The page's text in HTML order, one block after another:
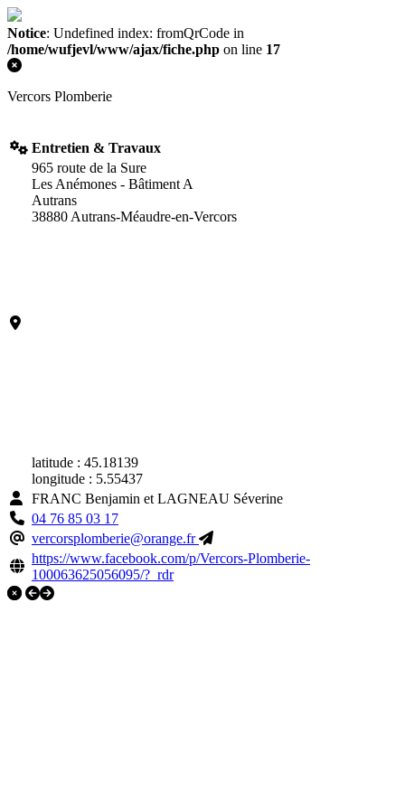
Notice: Undefined index: fromQrCode in
/home/wufjevl/www/ajax/fiche.php on line 17
Vercors Plomberie
Entretien & Travaux
965 route de la Sure
Les Anémones - Bâtiment A
Autrans
38880 Autrans-Méaudre-en-Vercors
latitude : 45.18139
longitude : 5.55437
FRANC Benjamin et LAGNEAU Séverine
04 76 85 03 17
vercorsplomberie@orange.fr
https://www.facebook.com/p/Vercors-Plomberie-
100063625056095/?_rdr